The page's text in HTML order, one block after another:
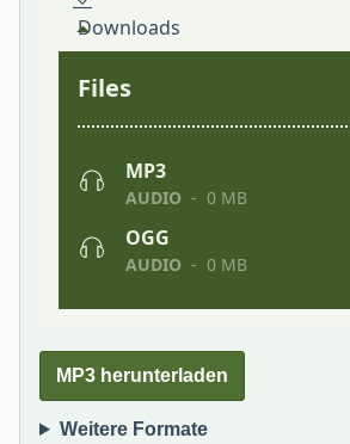
MP3 herunterladen
Weitere Formate